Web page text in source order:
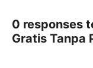
0 responses
Gratis Tanpa